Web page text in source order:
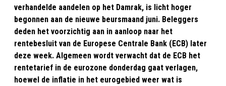
verhandelde aandelen op het Damrak, is licht hoger
begonnen aan de nieuwe beursmaand juni. Beleggers
deden het voorzichtig aan in aanloop naar het
rentebesluit van de Europese Centrale Bank (ECB) later
deze week. Algemeen wordt verwacht dat de ECB het
rentetarief in de eurozone donderdag gaat verlagen,
hoewel de inflatie in het eurogebied weer wat is